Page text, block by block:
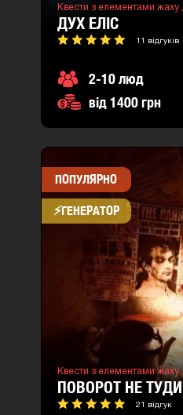
Квести з елементами жаху ,
ДУХ ЕЛІС
11 відгуків
2-10 люд
від 1400 грн
ПОПУЛЯРНО
⚡​ГЕНЕРАТОР
Квести з елементами жаху ,
ПОВОРОТ НЕ ТУДИ
21 відгук